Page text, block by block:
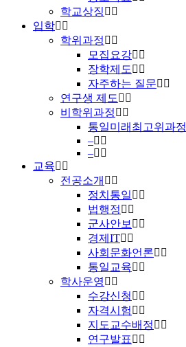
학교상징
입학
학위과정
모집요강
장학제도
자주하는 질문
연구생 제도
비학위과정
통일미래최고위과정
–
–
교육
전공소개
정치통일
법행정
군사안보
경제IT
사회문화언론
통일교육
학사운영
수강신청
자격시험
지도교수배정
연구발표